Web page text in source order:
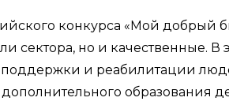
конкурса «Мой добрый
сектора, но и качественные.
и реабилитации